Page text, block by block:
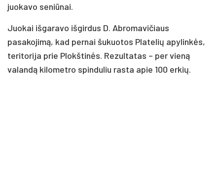
juokavo seniūnai.
Juokai išgaravo išgirdus D. Abromavičiaus
pasakojimą, kad pernai šukuotos Platelių apylinkės,
teritorija prie Plokštinės. Rezultatas – per vieną
valandą kilometro spinduliu rasta apie 100 erkių.